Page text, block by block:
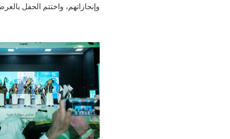
وإنجازاتهم، واختتم الحفل